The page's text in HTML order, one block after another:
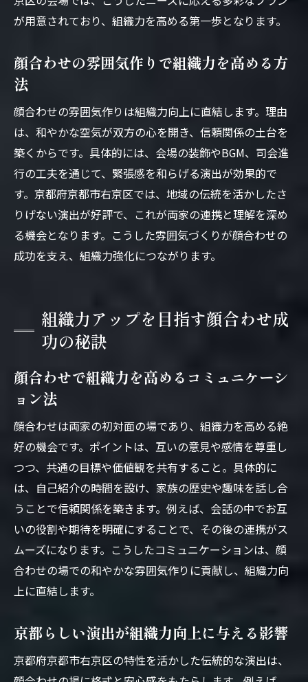
が用意されており、組織力を高める第一歩となります。
顔合わせの雰囲気作りで組織力を高める方
法
顔合わせの雰囲気作りは組織力向上に直結します。理由
は、和やかな空気が双方の心を開き、信頼関係の土台を
築くからです。具体的には、会場の装飾やBGM、司会進
行の工夫を通じて、緊張感を和らげる演出が効果的で
す。京都府京都市右京区では、地域の伝統を活かしたさ
りげない演出が好評で、これが両家の連携と理解を深め
る機会となります。こうした雰囲気づくりが顔合わせの
成功を支え、組織力強化につながります。
組織力アップを目指す顔合わせ成
功の秘訣
顔合わせで組織力を高めるコミュニケーシ
ョン法
顔合わせは両家の初対面の場であり、組織力を高める絶
好の機会です。ポイントは、互いの意見や感情を尊重し
つつ、共通の目標や価値観を共有すること。具体的に
は、自己紹介の時間を設け、家族の歴史や趣味を話し合
うことで信頼関係を築きます。例えば、会話の中でお互
いの役割や期待を明確にすることで、その後の連携がス
ムーズになります。こうしたコミュニケーションは、顔
合わせの場での和やかな雰囲気作りに貢献し、組織力向
上に直結します。
京都らしい演出が組織力向上に与える影響
京都府京都市右京区の特性を活かした伝統的な演出は、